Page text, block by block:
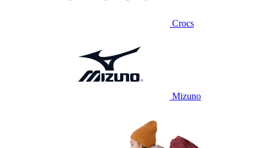
Crocs
Mizuno